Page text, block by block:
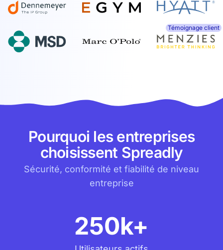
Témoignage client
Pourquoi les entreprises
choisissent Spreadly
Sécurité, conformité et fiabilité de niveau
entreprise
250k+